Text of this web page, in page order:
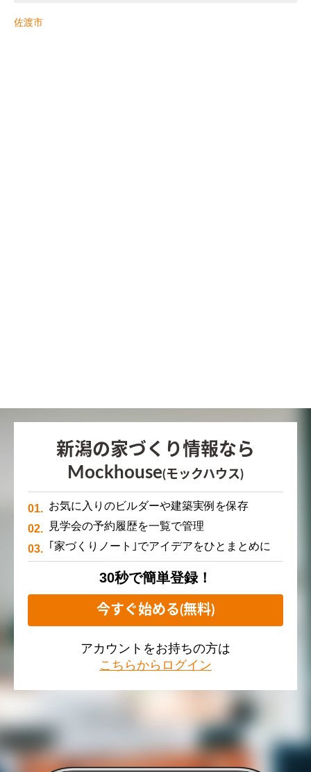
佐渡市
新潟の家づくり情報なら
Mockhouse(モックハウス)
お気に入りのビルダーや建築実例を保存
見学会の予約履歴を一覧で管理
｢家づくりノート｣でアイデアをひとまとめに
30秒で簡単登録！
今すぐ始める(無料)
アカウントをお持ちの方は
こちらからログイン